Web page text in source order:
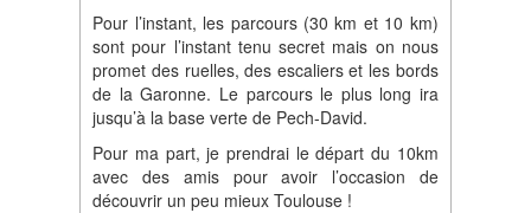
Pour l’instant, les parcours (30 km et 10 km)
sont pour l’instant tenu secret mais on nous
promet des ruelles, des escaliers et les bords
de la Garonne. Le parcours le plus long ira
jusqu’à la base verte de Pech-David.
Pour ma part, je prendrai le départ du 10km
avec des amis pour avoir l’occasion de
découvrir un peu mieux Toulouse !